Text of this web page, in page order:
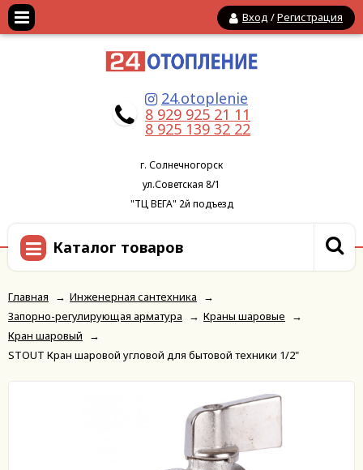
Вход /Регистрация
24.otoplenie
8 929 925 21 11
8 925 139 32 22
г. Солнечногорск
ул.Советская 8/1
"ТЦ ВЕГА" 2й подъезд
Каталог товаров
Главная → Инженерная сантехника
→
Запорно-регулирующая арматура
→ Краны шаровые
→
Кран шаровый
→
STOUT Кран шаровой угловой для бытовой техники 1/2"